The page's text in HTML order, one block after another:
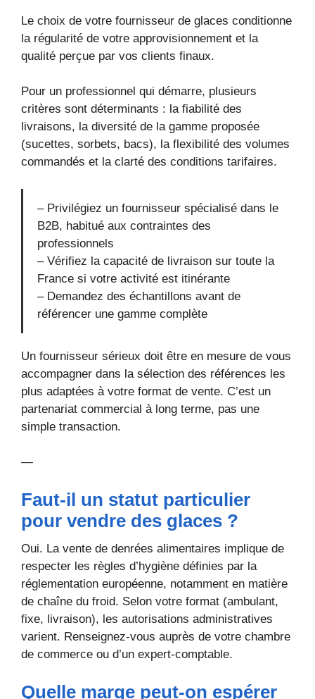
Le choix de votre fournisseur de glaces conditionne
la régularité de votre approvisionnement et la
qualité perçue par vos clients finaux.
Pour un professionnel qui démarre, plusieurs
critères sont déterminants : la fiabilité des
livraisons, la diversité de la gamme proposée
(sucettes, sorbets, bacs), la flexibilité des volumes
commandés et la clarté des conditions tarifaires.
– Privilégiez un fournisseur spécialisé dans le
B2B, habitué aux contraintes des
professionnels
– Vérifiez la capacité de livraison sur toute la
France si votre activité est itinérante
– Demandez des échantillons avant de
référencer une gamme complète
Un fournisseur sérieux doit être en mesure de vous
accompagner dans la sélection des références les
plus adaptées à votre format de vente. C’est un
partenariat commercial à long terme, pas une
simple transaction.
—
Faut-il un statut particulier
pour vendre des glaces ?
Oui. La vente de denrées alimentaires implique de
respecter les règles d’hygiène définies par la
réglementation européenne, notamment en matière
de chaîne du froid. Selon votre format (ambulant,
fixe, livraison), les autorisations administratives
varient. Renseignez-vous auprès de votre chambre
de commerce ou d’un expert-comptable.
Quelle marge peut-on espérer